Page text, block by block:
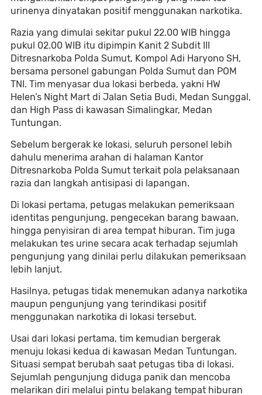
urinenya dinyatakan positif menggunakan narkotika.
Razia yang dimulai sekitar pukul 22.00 WIB hingga
pukul 02.00 WIB itu dipimpin Kanit 2 Subdit III
Ditresnarkoba Polda Sumut, Kompol Adi Haryono SH,
bersama personel gabungan Polda Sumut dan POM
TNI. Tim menyasar dua lokasi berbeda, yakni HW
Helen’s Night Mart di Jalan Setia Budi, Medan Sunggal,
dan High Pass di kawasan Simalingkar, Medan
Tuntungan.
Sebelum bergerak ke lokasi, seluruh personel lebih
dahulu menerima arahan di halaman Kantor
Ditresnarkoba Polda Sumut terkait pola pelaksanaan
razia dan langkah antisipasi di lapangan.
Di lokasi pertama, petugas melakukan pemeriksaan
identitas pengunjung, pengecekan barang bawaan,
hingga penyisiran di area tempat hiburan. Tim juga
melakukan tes urine secara acak terhadap sejumlah
pengunjung yang dinilai perlu dilakukan pemeriksaan
lebih lanjut.
Hasilnya, petugas tidak menemukan adanya narkotika
maupun pengunjung yang terindikasi positif
menggunakan narkotika di lokasi tersebut.
Usai dari lokasi pertama, tim kemudian bergerak
menuju lokasi kedua di kawasan Medan Tuntungan.
Situasi sempat berubah saat petugas tiba di lokasi.
Sejumlah pengunjung diduga panik dan mencoba
melarikan diri melalui pintu belakang tempat hiburan